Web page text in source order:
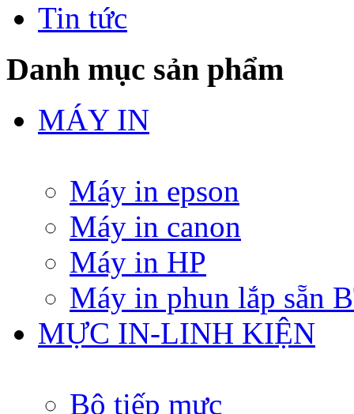
Tin tức
Danh mục sản phẩm
MÁY IN
Máy in epson
Máy in canon
Máy in HP
Máy in phun lắp sẵn
MỰC IN-LINH KIỆN
Bộ tiếp mực